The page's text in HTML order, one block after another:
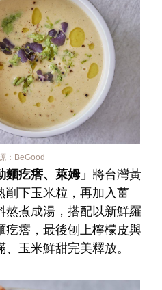
： BeGood
麵疙瘩、萊姆」 將台灣黃
削下玉米粒，再加入薑
熬煮成湯，搭配以新鮮羅
疙瘩，最後刨上檸檬皮與
玉米鮮甜完美釋放。